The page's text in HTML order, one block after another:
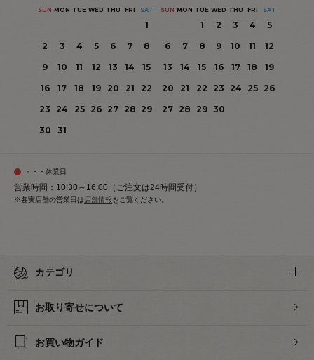
SUN MON TUE WED THU FRI SAT
1
2
3 4 5 6 7
8
9
10 11 12 13 14
15
16
17 18 19 20 21
22
23
24 25 26 27 28 29
30
31
SUN MON TUE WED THU FRI SAT
1 2 3 4
5
6
7 8 9 10 11
12
13
14 15 16 17 18
19
20
21 22 23 24 25
26
27 28 29 30
・・・休業日
営業時間：10:30～16:00（ご注文は24時間受付）
※各実店舗の営業日は 店舗情報をご覧ください。
カテゴリ
お取り寄せについて
お買い物ガイド